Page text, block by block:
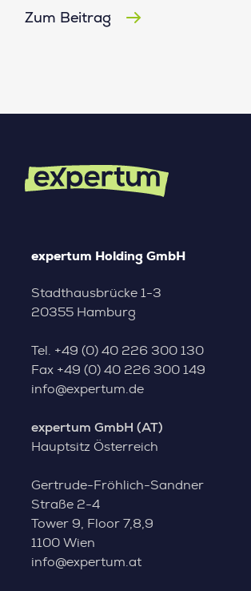
Zum Beitrag
expertum Holding GmbH
Stadthausbrücke 1-3
20355 Hamburg
Tel. +49 (0) 40 226 300 130
Fax +49 (0) 40 226 300 149
info@expertum.de
expertum GmbH (AT)
Hauptsitz Österreich
Gertrude-Fröhlich-Sandner
Straße 2-4
Tower 9, Floor 7,8,9
1100 Wien
info@expertum.at